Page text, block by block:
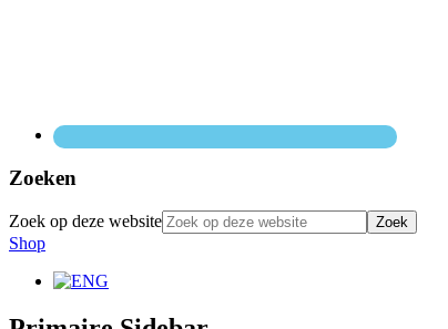
Zoeken
Zoek op deze website
Shop